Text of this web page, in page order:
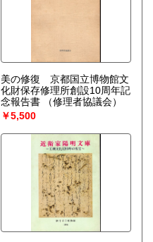
美の修復 京都国立博物館文
化財保存修理所創設10周年記
念報告書
（修理者協議会）
￥5,500